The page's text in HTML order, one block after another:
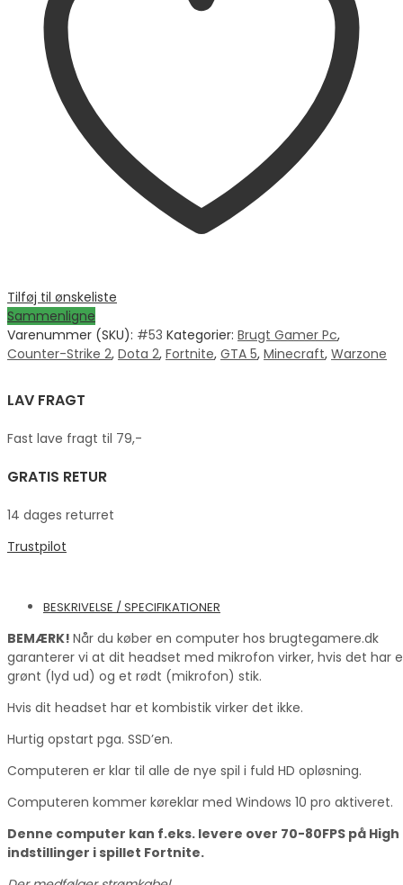
Tilføj til ønskeliste
Sammenligne
Varenummer (SKU): #53 Kategorier: Brugt Gamer Pc,
Counter-Strike 2, Dota 2, Fortnite, GTA 5, Minecraft, Warzone
LAV FRAGT
Fast lave fragt til 79,-
GRATIS RETUR
14 dages returret
Trustpilot
BESKRIVELSE / SPECIFIKATIONER
BEMÆRK! Når du køber en computer hos brugtegamere.dk
garanterer vi at dit headset med mikrofon virker, hvis det har
grønt (lyd ud) og et rødt (mikrofon) stik.
Hvis dit headset har et kombistik virker det ikke.
Hurtig opstart pga. SSD’en.
Computeren er klar til alle de nye spil i fuld HD opløsning.
Computeren kommer køreklar med Windows 10 pro aktiveret.
Denne computer kan f.eks. levere over 70-80FPS på High
indstillinger i spillet Fortnite.